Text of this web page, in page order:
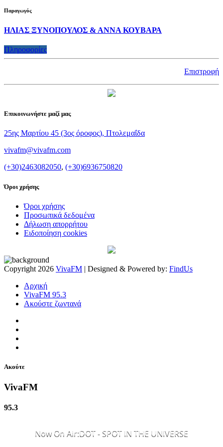
Παραγωγός
ΗΛΙΑΣ ΞΥΝΟΠΟΥΛΟΣ & ΑΝΝΑ ΚΟΥΒΑΡΑ
Πληροφορίες
Επιστροφή
Επικοινωνήστε μαζί μας
25ης Μαρτίου 45 (3ος όροφος), Πτολεμαΐδα
vivafm@vivafm.com
(+30)2463082050, (+30)6936750820
Όροι χρήσης
Όροι χρήσης
Προσωπικά δεδομένα
Δήλωση απορρήτου
Ειδοποίηση cookies
Copyright 2026 VivaFM | Designed & Powered by: FindUs
Αρχική
VivaFM 95.3
Ακούστε ζωντανά
Ακούτε
VivaFM
95.3